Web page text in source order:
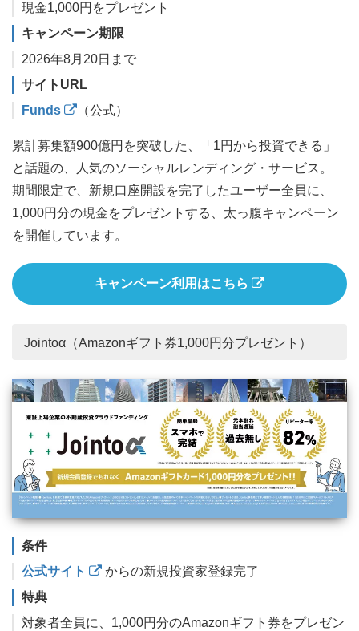
現金1,000円をプレゼント
キャンペーン期限
2026年8月20日まで
サイトURL
Funds
（公式）
累計募集額900億円を突破した、「1円から投資できる」
と話題の、人気のソーシャルレンディング・サービス。
期間限定で、新規口座開設を完了したユーザー全員に、
1,000円分の現金をプレゼントする、太っ腹キャンペーン
を開催しています。
キャンペーン利用はこちら
Jointoα（Amazonギフト券1,000円分プレゼント）
条件
公式サイト
からの新規投資家登録完了
特典
対象者全員に、1,000円分のAmazonギフト券をプレゼン